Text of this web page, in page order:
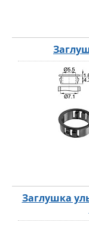
Заглушка